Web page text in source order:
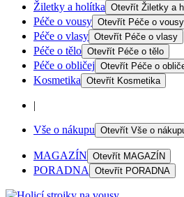
Žiletky a holítka Otevřít Žiletky a
Péče o vousy Otevřít Péče o vousy
Péče o vlasy Otevřít Péče o vlasy
Péče o tělo Otevřít Péče o tělo
Péče o obličej Otevřít Péče o
Kosmetika Otevřít Kosmetika
|
Vše o nákupu Otevřít Vše o
MAGAZÍN Otevřít MAGAZÍN
PORADNA Otevřít PORADNA